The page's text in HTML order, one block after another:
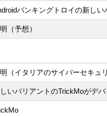
バンキングトロイの新し
（予想）
（イタリアのサイバーセキュ
いバリアントのTrickMoがデ